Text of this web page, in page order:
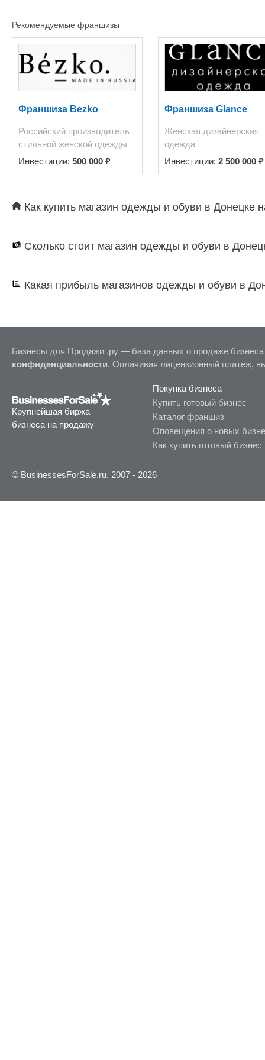
Рекомендуемые франшизы
Франшиза Bezko
Российский производитель
стильной женской одежды
Инвестиции: 500 000 ₽
Франшиза Glance
Женская дизайнерская
одежда
Инвестиции: 2 500 000 ₽
Как купить магазин одежды и обуви в Донецке
Сколько стоит магазин одежды и обуви в
Какая прибыль магазинов одежды и обуви в
Бизнесы для Продажи .ру — база данных о продаже
конфиденциальности. Оплачивая лицензионный платеж,
Крупнейшая биржа
бизнеса на продажу
Покупка бизнеса
Купить готовый бизнес
Каталог франшиз
Оповещения о новых
Как купить готовый бизнес
© BusinessesForSale.ru, 2007 - 2026